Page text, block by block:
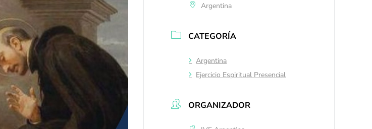
Argentina
CATEGORÍA
Argentina
Ejercicio Espiritual Presencial
ORGANIZADOR